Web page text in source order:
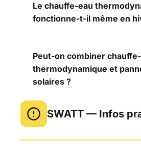
Le chauffe-eau
fonctionne-t-il même en
Peut-on combiner
thermodynamique et
solaires ?
SWATT — Infos